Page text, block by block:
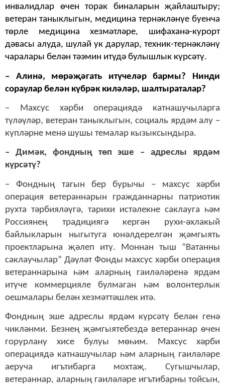
инвалидлар өчен торак биналарын җайлаштыру;
ветеран таныклыгын, медицина тернәкләнүе буенча
төрле медицина хезмәтләре, шифаханә-курорт
дәвасы алуда, шулай ук дарулар, техник-тернәкләнү
чаралары белән тәэмин итүдә булышлык күрсәтү.
– Алинә, мөрәҗәгать итүчеләр бармы? Нинди
сораулар белән күбрәк киләләр, шалтыраталар?
– Махсус хәрби операциядә катнашучыларга
түләүләр, ветеран таныклыгын, социаль ярдәм алу –
күпләрне менә шушы темалар кызыксындыра.
– Димәк, фондның төп эше – адреслы ярдәм
күрсәтү?
– Фондның тагын бер бурычы – махсус хәрби
операция ветераннарын гражданнарны патриотик
рухта тәрбияләүгә, тарихи истәлекне саклауга һәм
Россиянең традициягә кергән рухи-әхлакый
байлыкларын ныгытуга юнәлдерелгән җәмгыять
проектларына җәлеп итү. Моннан тыш “Ватанны
саклаучылар” Дәүләт Фонды махсус хәрби операция
ветераннарына һәм аларның гаиләләренә ярдәм
итүче коммерцияле булмаган һәм волонтерлык
оешмалары белән хезмәттәшлек итә.
Фондның эше адреслы ярдәм күрсәтү белән генә
чикләнми. Безнең җәмгыятебездә ветераннар өчен
горурлану хисе булуы мөһим. Махсус хәрби
операциядә катнашучылар һәм аларның гаиләләре
аеруча игътибарга мохтаҗ. Сугышчылар,
ветераннар, аларның гаиләләре игътибарны тойсын,